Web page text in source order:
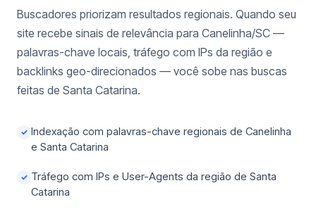
Buscadores priorizam resultados regionais. Quando seu
site recebe sinais de relevância para Canelinha/SC —
palavras-chave locais, tráfego com IPs da região e
backlinks geo-direcionados — você sobe nas buscas
feitas de Santa Catarina.
✓ Indexação com palavras-chave regionais de Canelinha
e Santa Catarina
✓ Tráfego com IPs e User-Agents da região de Santa
Catarina